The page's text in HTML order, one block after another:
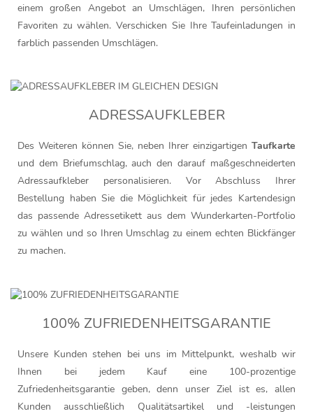
einem großen Angebot an Umschlägen, Ihren persönlichen
Favoriten zu wählen. Verschicken Sie Ihre Taufeinladungen in
farblich passenden Umschlägen.
ADRESSAUFKLEBER
Des Weiteren können Sie, neben Ihrer einzigartigen Taufkarte
und dem Briefumschlag, auch den darauf maßgeschneiderten
Adressaufkleber personalisieren. Vor Abschluss Ihrer
Bestellung haben Sie die Möglichkeit für jedes Kartendesign
das passende Adressetikett aus dem Wunderkarten-Portfolio
zu wählen und so Ihren Umschlag zu einem echten Blickfänger
zu machen.
100% ZUFRIEDENHEITSGARANTIE
Unsere Kunden stehen bei uns im Mittelpunkt, weshalb wir
Ihnen bei jedem Kauf eine 100-prozentige
Zufriedenheitsgarantie geben, denn unser Ziel ist es, allen
Kunden ausschließlich Qualitätsartikel und -leistungen